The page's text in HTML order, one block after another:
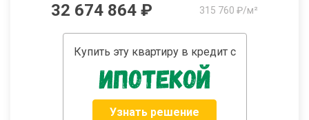
32 674 864 ₽ 315 760 ₽/м²
Купить эту квартиру в кредит с
Узнать решение